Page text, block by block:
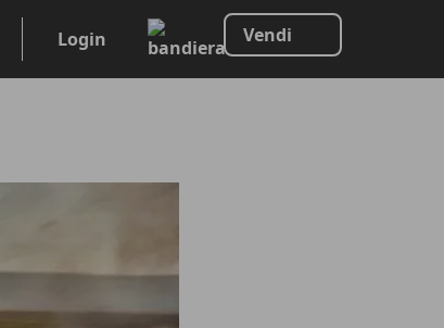
Login Vendi